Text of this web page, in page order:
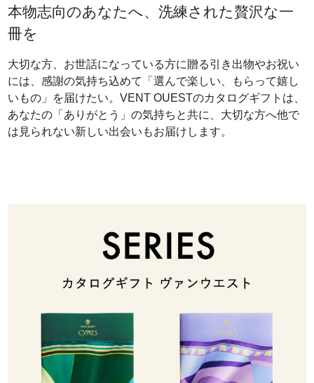
本物志向のあなたへ、洗練された贅沢な一
冊を
大切な方、お世話になっている方に贈る引き出物やお祝い
には、感謝の気持ち込めて「選んで楽しい、もらって嬉し
いもの」を届けたい。VENT OUESTのカタログギフトは、
あなたの「ありがとう」の気持ちと共に、大切な方へ他で
は見られない新しい出会いもお届けします。